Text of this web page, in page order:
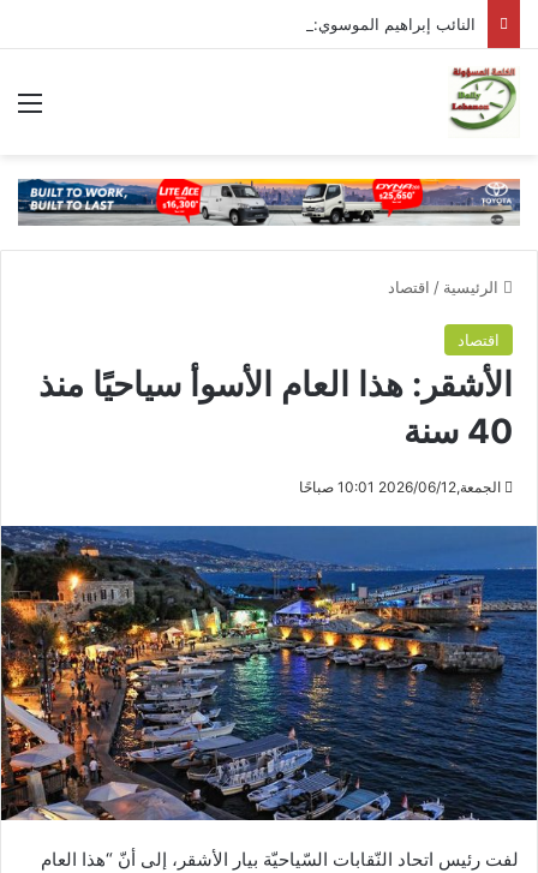
الرئيسية / اقتصاد
اقتصاد
الأشقر: هذا العام الأسوأ سياحيًا منذ
40 سنة
الجمعة,2026/06/12 10:01 صباحًا
لفت رئيس اتحاد النّقابات السّياحيّة ​بيار الأشقر​، إلى أنّ “هذا العام